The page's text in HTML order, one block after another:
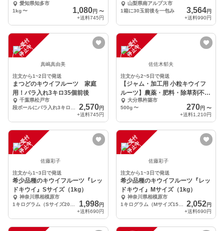
愛知県知多市
1kg〜 1,080円 〜
+送料745円
山梨県南アルプス市
1箱に30玉前後を一包み
3,564円
+送料990円
注
文
受
付
停
止
中
真嶋真由美
注文から1~2日で発送
まつどのキウイフルーツ 家庭
用！バラ入れ3キロ35個前後
千葉県松戸市
2,570円
+送料745円
注
文
受
付
停
止
中
佐佐木郁夫
注文から2~5日で発送
【ジャム・加工用 小粒キウイフ
ルーツ】農薬・肥料・除草剤不使
用 大分県杵築市
500g 〜 270円 〜
+送料1,210円
注
文
受
付
停
止
中
佐藤彩子
注文から1~3日で発送
希少品種のキウイフルーツ『レッ
ドキウイ』Sサイズ（1kg）
神奈川県相模原市
1,998円
+送料690円
注
文
受
付
停
止
中
佐藤彩子
注文から1~3日で発送
希少品種のキウイフルーツ『レッ
ドキウイ』Mサイズ（1kg）
神奈川県相模原市
1キログラム（Mサイズ15〜17玉）
2,052円
+送料690円